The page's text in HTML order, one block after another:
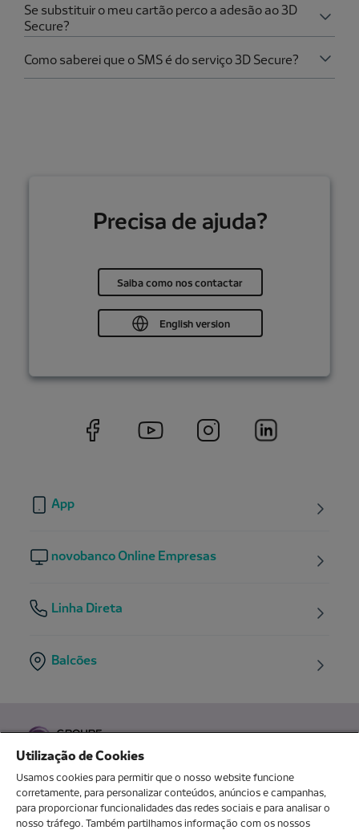
Se substituir o meu cartão perco a adesão ao 3D
Secure?
Como saberei que o SMS é do serviço 3D Secure?
Precisa de ajuda?
Saiba como nos contactar
English version
App
novobanco Online Empresas
Linha Direta
Balcões
O meu novo banco
Utilização de Cookies
Usamos cookies para permitir que o nosso website funcione
corretamente, para personalizar conteúdos, anúncios e campanhas,
para proporcionar funcionalidades das redes sociais e para analisar o
nosso tráfego. Também partilhamos informação com os nossos